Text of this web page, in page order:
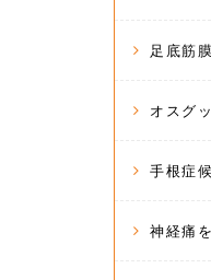
足底筋
オスグ
手根症
神経痛